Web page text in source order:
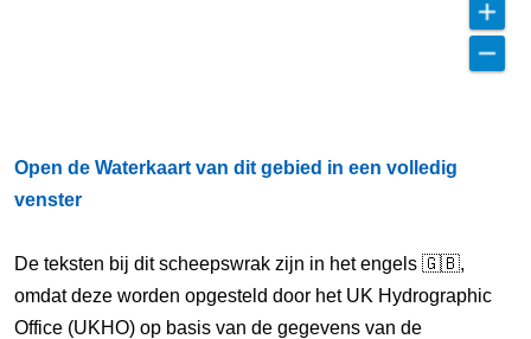
Open de Waterkaart van dit gebied in een volledig
venster
De teksten bij dit scheepswrak zijn in het engels 🇬🇧,
omdat deze worden opgesteld door het UK Hydrographic
Office (UKHO) op basis van de gegevens van de